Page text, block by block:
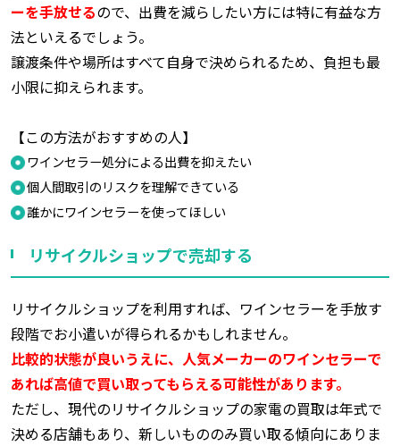
ーを手放せるので、出費を減らしたい方には特に有益な方
法といえるでしょう。
譲渡条件や場所はすべて自身で決められるため、負担も最
小限に抑えられます。
【この方法がおすすめの人】
ワインセラー処分による出費を抑えたい
個人間取引のリスクを理解できている
誰かにワインセラーを使ってほしい
リサイクルショップで売却する
リサイクルショップを利用すれば、ワインセラーを手放す
段階でお小遣いが得られるかもしれません。
比較的状態が良いうえに、人気メーカーのワインセラーで
あれば高値で買い取ってもらえる可能性があります。
ただし、現代のリサイクルショップの家電の買取は年式で
決める店舗もあり、新しいもののみ買い取る傾向にありま